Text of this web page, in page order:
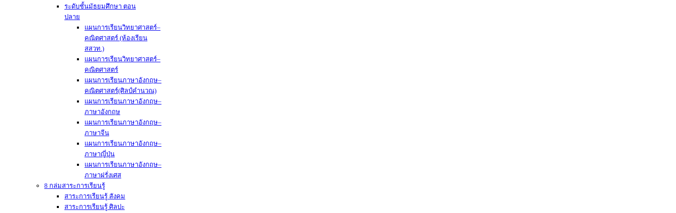
ระดับชั้นมัธยมศึกษา ตอน
ปลาย
แผนการเรียนวิทยาศาสตร์–
คณิตศาสตร์ (ห้องเรียน
สสวท.)
แผนการเรียนวิทยาศาสตร์–
คณิตศาสตร์
แผนการเรียนภาษาอังกฤษ–
คณิตศาสตร์(ศิลป์คำนวณ)
แผนการเรียนภาษาอังกฤษ–
ภาษาอังกฤษ
แผนการเรียนภาษาอังกฤษ–
ภาษาจีน
แผนการเรียนภาษาอังกฤษ–
ภาษาญี่ปุ่น
แผนการเรียนภาษาอังกฤษ–
ภาษาฝรั่งเศส
8 กล่มสาระการเรียนรู้
สาระการเรียนรู้ สังคม
สาระการเรียนรู้ ศิลปะ